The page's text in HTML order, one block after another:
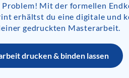
Problem! Mit der formellen
erhältst du eine digitale und
gedruckten Masterarbeit.
drucken & binden lassen